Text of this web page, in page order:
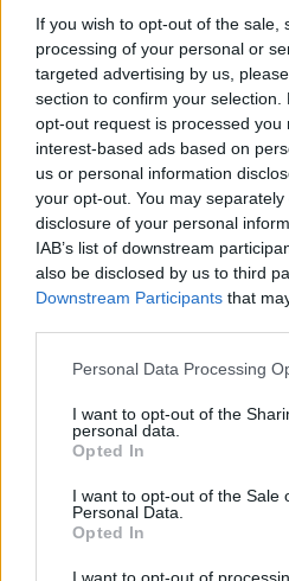
If you wish to opt-out of the sale,
processing of your personal or
targeted advertising by us,
section to confirm your
opt-out request is processed you
interest-based ads based on
us or personal information
your opt-out. You may
disclosure of your personal
IAB’s list of downstream
also be disclosed by us to third
Downstream Participants that
Personal Data Processing
I want to opt-out of the
personal data.
Opted In
I want to opt-out of the Sale
Personal Data.
Opted In
I want to opt-out of
Carlucci,
Latte Dolce,
giocheranno
siamo in prima
8 Set 2021
Gran colpo
Torres Riccardo
7 Ago 2026
Il Monastir 1983
7 Ago 2026
7 Ago 2026